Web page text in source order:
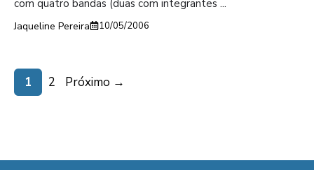
com quatro bandas (duas com integrantes ...
Jaqueline Pereira 10/05/2006
Page
1 Page
2 Próximo →